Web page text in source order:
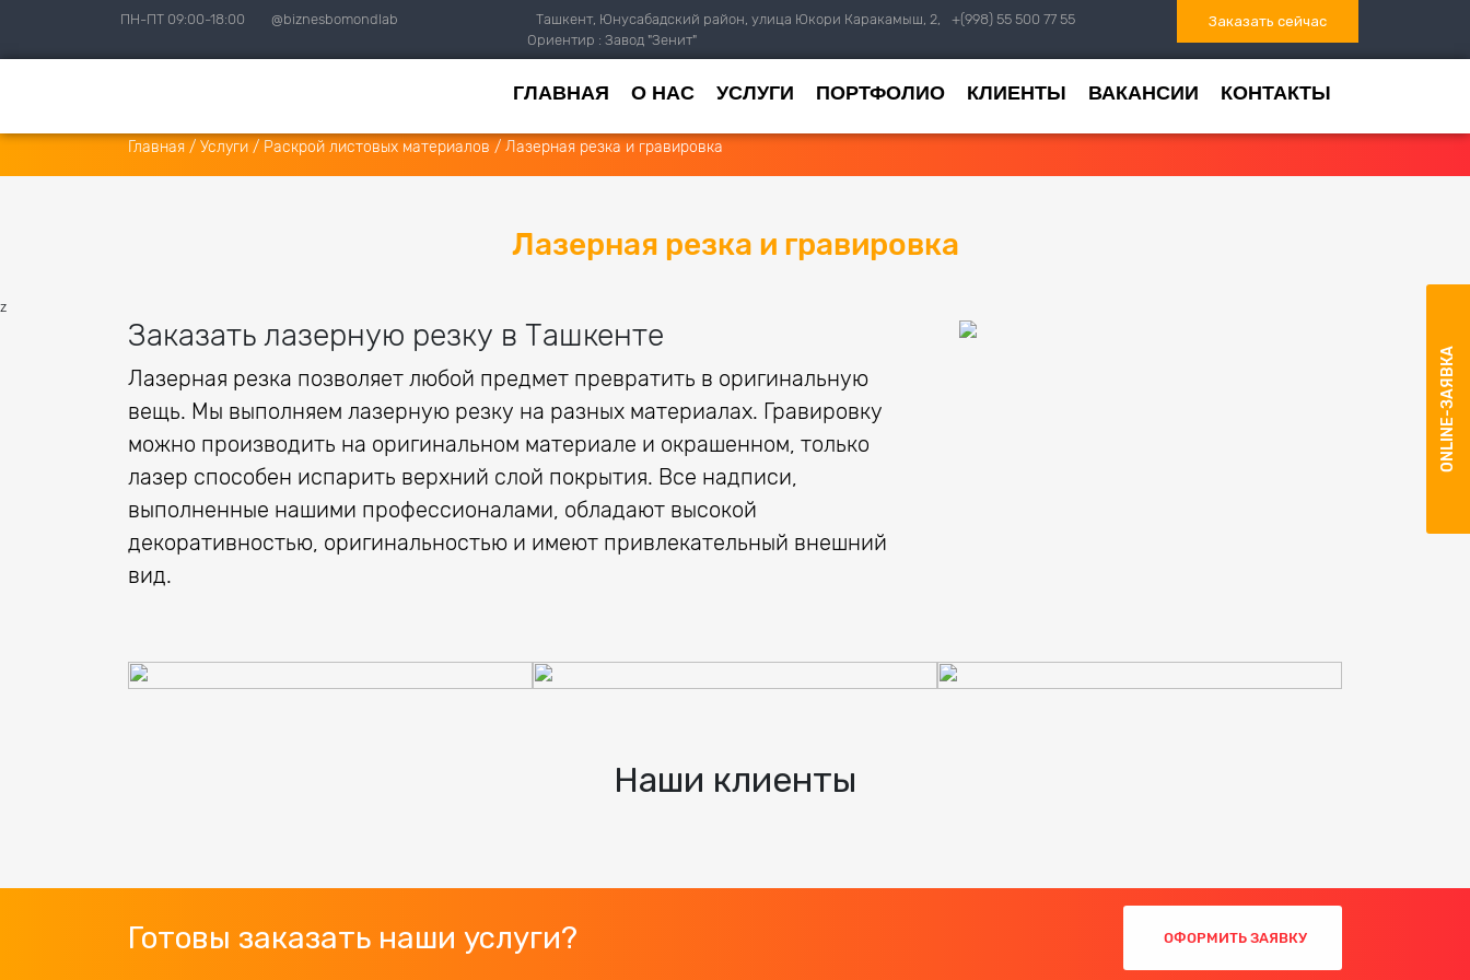
ПН-ПТ 09:00-18:00 @biznesbomondlab
Ташкент, Юнусабадский район, улица Юкори Каракамыш, 2,
Ориентир : Завод "Зенит"
+(998) 55 500 77 55 Заказать сейчас
ГЛАВНАЯ О НАС УСЛУГИ ПОРТФОЛИО КЛИЕНТЫ ВАКАНСИИ КОНТАКТЫ
Главная / Услуги / Раскрой листовых материалов / Лазерная резка и гравировка
Лазерная резка и гравировка
z
Заказать лазерную резку в Ташкенте
Лазерная резка позволяет любой предмет превратить в оригинальную
вещь. Мы выполняем лазерную резку на разных материалах. Гравировку
можно производить на оригинальном материале и окрашенном, только
лазер способен испарить верхний слой покрытия. Все надписи,
выполненные нашими профессионалами, обладают высокой
декоративностью, оригинальностью и имеют привлекательный внешний
вид.
Наши клиенты
Готовы заказать наши услуги? ОФОРМИТЬ ЗАЯВКУ
ONLINE-ЗАЯВКА